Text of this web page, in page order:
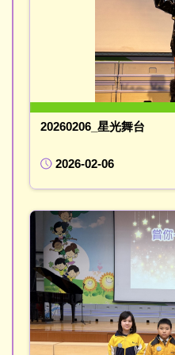
20260206_星光舞台
2026-02-06